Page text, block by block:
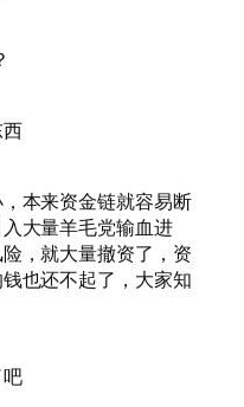
本来资金链就容易断
大量羊毛党输血进
，就大量撤资了，资
也还不起了，大家知